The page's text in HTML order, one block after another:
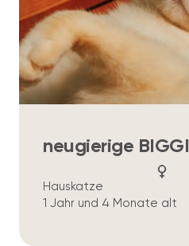
neugierige BIGGI
Hauskatze
1 Jahr und 4 Monate alt